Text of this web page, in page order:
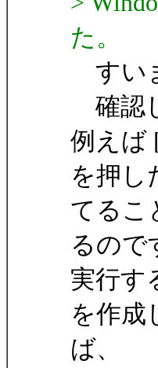
た。
すい
確認
例えば
を押し
てるこ
るので
実行す
を作成
ば、